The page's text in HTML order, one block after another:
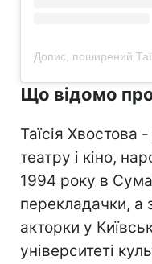
Що відомо
Таїсія Хвостова
театру і кіно,
1994 року в
перекладачки, а
акторки у
університеті